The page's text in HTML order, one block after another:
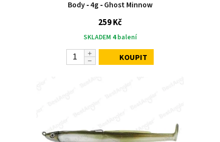
Body ‑ 4g ‑ Ghost Minnow
259 Kč
SKLADEM 4balení
KOUPIT